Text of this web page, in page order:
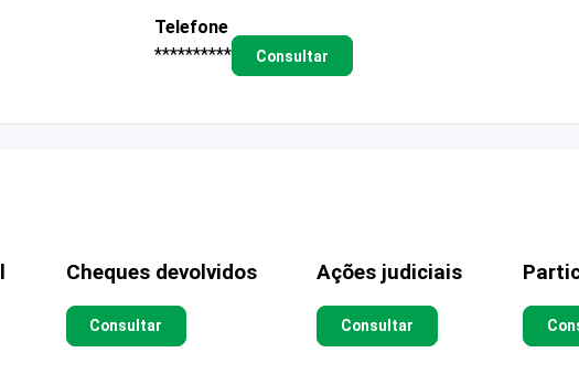
Telefone
**********
Consultar
Cheques devolvidos
Consultar
Ações judiciais
Consultar